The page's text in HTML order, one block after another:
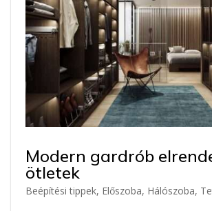
Modern gardrób
ötletek
Beépítési tippek, Előszoba, Hálószoba,